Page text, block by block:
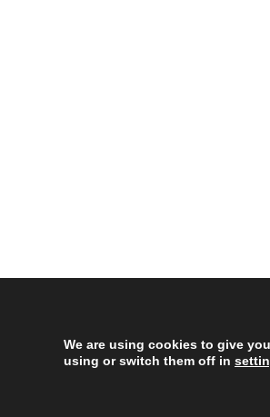
We are using cookies to give
using or switch them off in